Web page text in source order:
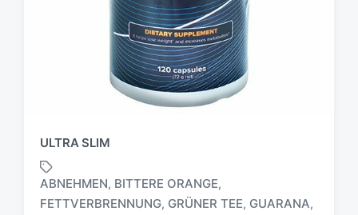
ULTRA SLIM
ABNEHMEN, BITTERE ORANGE,
FETTVERBRENNUNG, GRÜNER TEE, GUARANA,